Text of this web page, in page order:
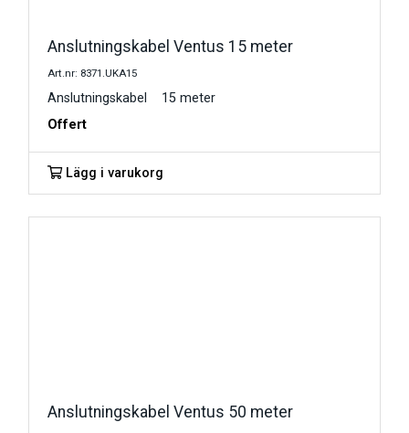
Anslutningskabel Ventus 15 meter
Art.nr: 8371.UKA15
Anslutningskabel 15 meter
Offert
Lägg i varukorg
Anslutningskabel Ventus 50 meter